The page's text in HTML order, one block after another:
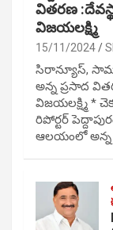
వితరణ
విజయలక్ష్మి
15/11/2024
సిరాన్యూస్,
అన్న ప్రసాద
విజయలక్ష్మి *
రిపోర్టర్
ఆలయంలో అన్న